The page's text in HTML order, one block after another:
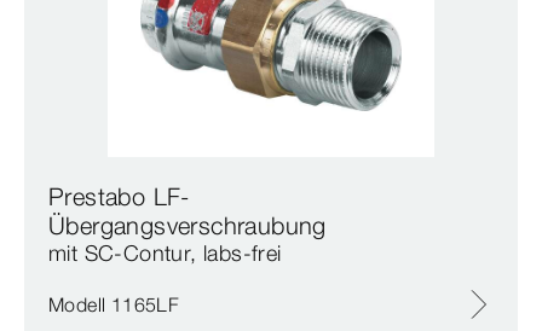
Prestabo LF-
Übergangsverschraubung
mit SC‑Contur, labs-frei
Modell 1165LF